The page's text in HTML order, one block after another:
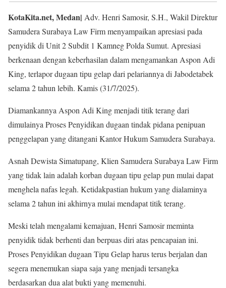
KotaKita.net, Medan| Adv. Henri Samosir, S.H., Wakil Direktur
Samudera Surabaya Law Firm menyampaikan apresiasi pada
penyidik di Unit 2 Subdit 1 Kamneg Polda Sumut. Apresiasi
berkenaan dengan keberhasilan dalam mengamankan Aspon Adi
King, terlapor dugaan tipu gelap dari pelariannya di Jabodetabek
selama 2 tahun lebih. Kamis (31/7/2025).
Diamankannya Aspon Adi King menjadi titik terang dari
dimulainya Proses Penyidikan dugaan tindak pidana penipuan
penggelapan yang ditangani Kantor Hukum Samudera Surabaya.
Asnah Dewista Simatupang, Klien Samudera Surabaya Law Firm
yang tidak lain adalah korban dugaan tipu gelap pun mulai dapat
menghela nafas legah. Ketidakpastian hukum yang dialaminya
selama 2 tahun ini akhirnya mulai mendapat titik terang.
Meski telah mengalami kemajuan, Henri Samosir meminta
penyidik tidak berhenti dan berpuas diri atas pencapaian ini.
Proses Penyidikan dugaan Tipu Gelap harus terus berjalan dan
segera menemukan siapa saja yang menjadi tersangka
berdasarkan dua alat bukti yang memenuhi.